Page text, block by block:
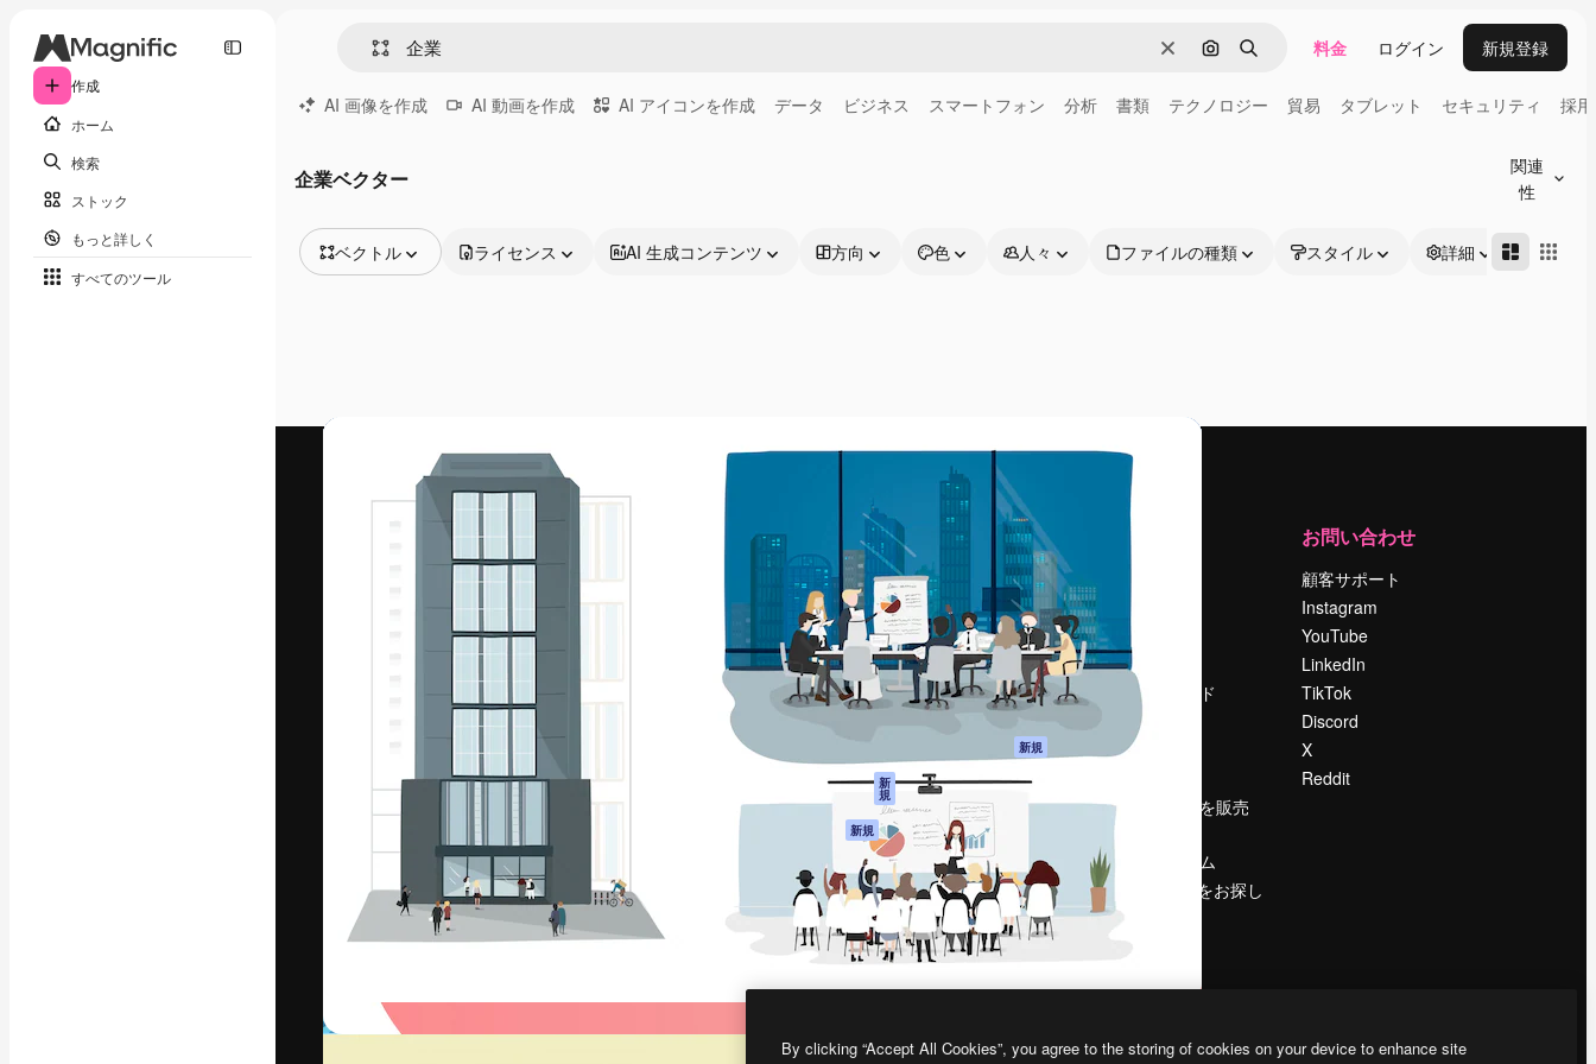
作成
ホーム
検索
ストック
もっと詳しく
すべてのツール
消去 画像で検索
検索 料金 ログイン 新規登録
AI 画像を作成 AI 動画を作成 AI アイコンを作成 データ ビジネス スマートフォン 分析 書類 テクノロジー 貿易 タブレット セキュリティ 採用
企業ベクター
関連
性
ベクトル
動画
モーショングラフィックス
動画テンプレート
ライセンス AI 生成コンテンツ 方向 色 人々 ファイルの種類 スタイル 詳細
最高のクリエイティブ制作を導くためのプラ
ットフォーム。クリエイター、企業、代理
店、スタジオを含む100万人以上が利用して
います。
日本語
製品
Spaces
AI アシスタント
AI 画像生成ツール
AI 動画生成ツール
AI 音声合成ツール
ツ
Claude/ChatGPT
向けMCP
新
規
新規
モバイルアプリ
すべてのMagnificツ
はじめに
Academy
ドキュメント
サポート
利用規約
プライバシーポリ
新規
クッキーポリシー
トラストセンター
アフィリエイト
法人向け
運営
会社概要
Reviews
採用情報
検索トレンド
ブログ
イベント
コンテンツを販売
プレスルーム
magnific.aiをお探し
ですか？
お問い合わせ
顧客サポート
Instagram
YouTube
LinkedIn
TikTok
Discord
X
Reddit
By clicking “Accept All Cookies”, you agree to the storing of cookies on your device to enhance site